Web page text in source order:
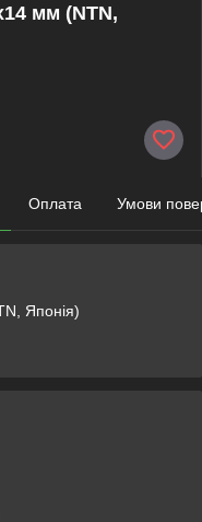
мм (NTN,
Оплата Умови
Японія)